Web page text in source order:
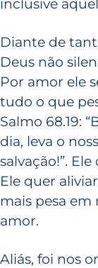
inclusive
Diante de
Deus não
Por amor ele
tudo o que
Salmo 68.19:
dia, leva o
salvação!”.
Ele quer
mais pesa em
amor.
Aliás, foi nos